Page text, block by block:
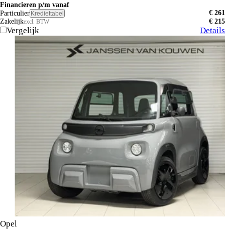
Financieren p/m vanaf
Particulier Krediettabel
€ 261
Zakelijkexcl. BTW € 215
Vergelijk Details
Opel